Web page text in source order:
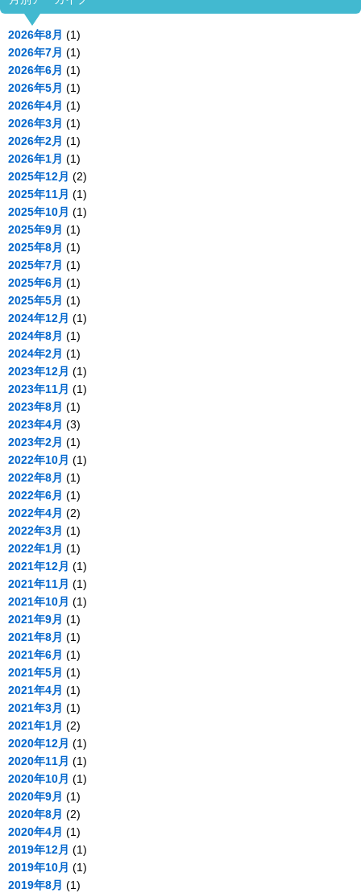
2026年8月 (1)
2026年7月 (1)
2026年6月 (1)
2026年5月 (1)
2026年4月 (1)
2026年3月 (1)
2026年2月 (1)
2026年1月 (1)
2025年12月 (2)
2025年11月 (1)
2025年10月 (1)
2025年9月 (1)
2025年8月 (1)
2025年7月 (1)
2025年6月 (1)
2025年5月 (1)
2024年12月 (1)
2024年8月 (1)
2024年2月 (1)
2023年12月 (1)
2023年11月 (1)
2023年8月 (1)
2023年4月 (3)
2023年2月 (1)
2022年10月 (1)
2022年8月 (1)
2022年6月 (1)
2022年4月 (2)
2022年3月 (1)
2022年1月 (1)
2021年12月 (1)
2021年11月 (1)
2021年10月 (1)
2021年9月 (1)
2021年8月 (1)
2021年6月 (1)
2021年5月 (1)
2021年4月 (1)
2021年3月 (1)
2021年1月 (2)
2020年12月 (1)
2020年11月 (1)
2020年10月 (1)
2020年9月 (1)
2020年8月 (2)
2020年4月 (1)
2019年12月 (1)
2019年10月 (1)
2019年8月 (1)